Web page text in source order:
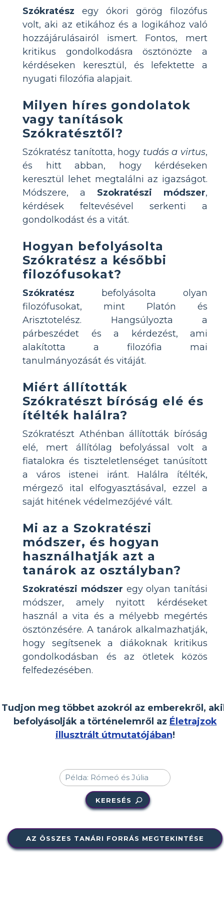
Szókratész egy ókori görög filozófus
volt, aki az etikához és a logikához való
hozzájárulásairól ismert. Fontos, mert
kritikus gondolkodásra ösztönözte a
kérdéseken keresztül, és lefektette a
nyugati filozófia alapjait.
Milyen híres gondolatok
vagy tanítások
Szókratésztől?
Szókratész tanította, hogy tudás a virtus,
és hitt abban, hogy kérdéseken
keresztül lehet megtalálni az igazságot.
Módszere, a Szokratészi módszer,
kérdések feltevésével serkenti a
gondolkodást és a vitát.
Hogyan befolyásolta
Szókratész a későbbi
filozófusokat?
Szókratész befolyásolta olyan
filozófusokat, mint Platón és
Arisztotelész. Hangsúlyozta a
párbeszédet és a kérdezést, ami
alakította a filozófia mai
tanulmányozását és vitáját.
Miért állították
Szókratészt bíróság elé és
ítélték halálra?
Szókratészt Athénban állították bíróság
elé, mert állítólag befolyással volt a
fiatalokra és tiszteletlenséget tanúsított
a város istenei iránt. Halálra ítélték,
mérgező ital elfogyasztásával, ezzel a
saját hitének védelmezőjévé vált.
Mi az a Szokratészi
módszer, és hogyan
használhatják azt a
tanárok az osztályban?
Szokratészi módszer egy olyan tanítási
módszer, amely nyitott kérdéseket
használ a vita és a mélyebb megértés
ösztönzésére. A tanárok alkalmazhatják,
hogy segítsenek a diákoknak kritikus
gondolkodásban és az ötletek közös
felfedezésében.
Tudjon meg többet azokról az emberekről,
befolyásolják a történelemről az Életrajzok
illusztrált útmutatójában!
KERESÉS
AZ ÖSSZES TANÁRI FORRÁS MEGTEKINTÉSE